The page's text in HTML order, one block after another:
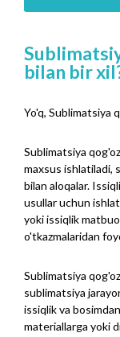
bilan bir
Yo'q, Sublimatsiya
Sublimatsiya
maxsus ishlatiladi,
bilan aloqalar.
usullar uchun
yoki issiqlik
o'tkazmalaridan
Sublimatsiya
sublimatsiya
issiqlik va
materiallarga yoki